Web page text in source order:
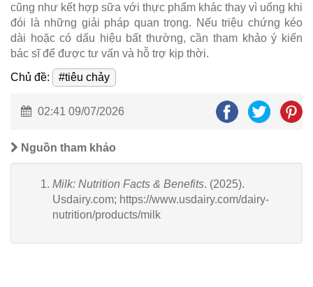
cũng như kết hợp sữa với thực phẩm khác thay vì uống khi
đói là những giải pháp quan trọng. Nếu triệu chứng kéo
dài hoặc có dấu hiệu bất thường, cần tham khảo ý kiến
bác sĩ để được tư vấn và hỗ trợ kịp thời.
Chủ đề:
#tiêu chảy
02:41 09/07/2026
Nguồn tham khảo
Milk: Nutrition Facts & Benefits. (2025).
Usdairy.com; https://www.usdairy.com/dairy-
nutrition/products/milk